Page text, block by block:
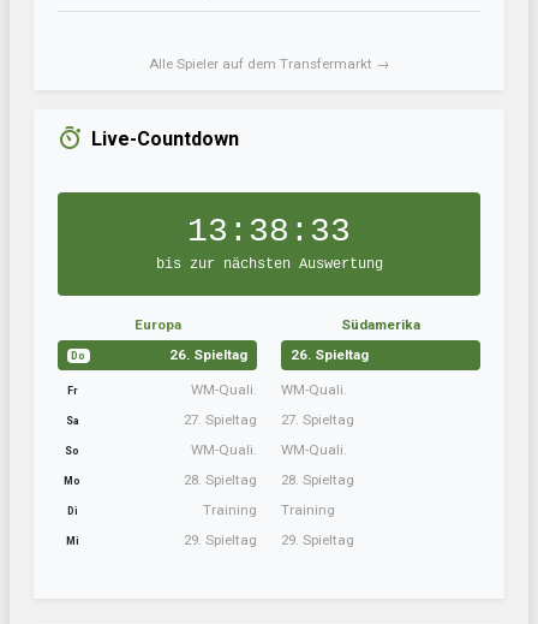
Alle Spieler auf dem Transfermarkt →
Live-Countdown
13:38:32
bis zur nächsten Auswertung
Europa
Do 26. Spieltag
Fr WM-Quali.
Sa 27. Spieltag
So WM-Quali.
Mo 28. Spieltag
Di Training
Mi 29. Spieltag
Südamerika
26. Spieltag
WM-Quali.
27. Spieltag
WM-Quali.
28. Spieltag
Training
29. Spieltag